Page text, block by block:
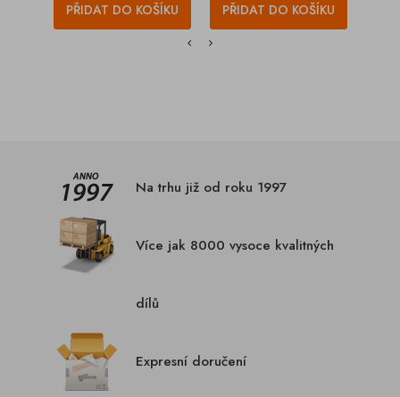
PŘIDAT DO KOŠÍKU PŘIDAT DO KOŠÍKU
Na trhu již od roku 1997
Více jak 8000 vysoce kvalitných
dílů
Expresní doručení